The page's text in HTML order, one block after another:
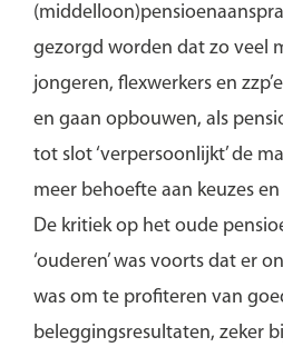
gezorgd worden dat zo veel
jongeren, flexwerkers en
en gaan opbouwen, als
tot slot ‘verpersoonlijkt’ de
meer behoefte aan keuzes
De kritiek op het oude
‘ouderen’ was voorts dat er
was om te profiteren van
beleggingsresultaten, zeker